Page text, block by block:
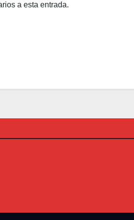
a esta entrada.